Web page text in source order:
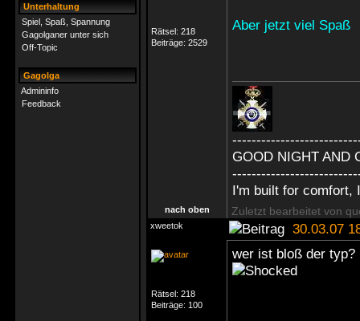
Unterhaltung
Spiel, Spaß, Spannung
Gagolganer unter sich
Off-Topic
Gagolga
Admininfo
Feedback
Rätsel: 218
Beiträge: 2529
Aber jetzt viel Spaß
GOOD NIGHT AND
I'm built for comfort,
nach oben Zuletzt bearbeitet von
xweetok 30.03.07
Rätsel: 218
Beiträge: 100
wer ist bloß der